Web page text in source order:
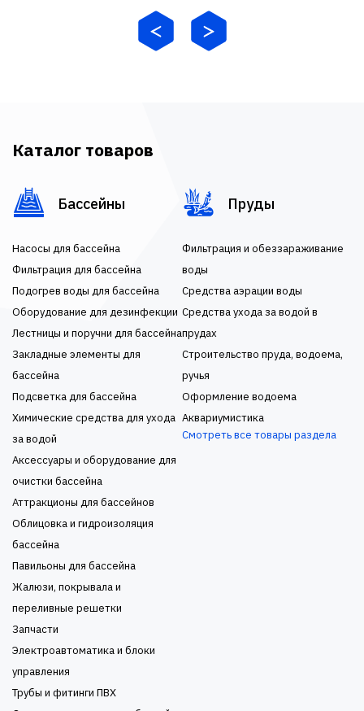
Каталог товаров
Бассейны
Насосы для бассейна
Фильтрация для бассейна
Подогрев воды для бассейна
Оборудование для дезинфекции
Лестницы и поручни для бассейна
Закладные элементы для
бассейна
Подсветка для бассейна
Химические средства для ухода
за водой
Аксессуары и оборудование для
очистки бассейна
Аттракционы для бассейнов
Облицовка и гидроизоляция
бассейна
Павильоны для бассейна
Жалюзи, покрывала и
переливные решетки
Запчасти
Электроавтоматика и блоки
управления
Трубы и фитинги ПВХ
Пруды
Фильтрация и обеззараживание
воды
Средства аэрации воды
Средства ухода за водой в
прудах
Строительство пруда, водоема,
ручья
Оформление водоема
Аквариумистика
Смотреть все товары раздела